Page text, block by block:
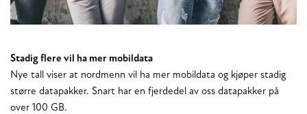
Stadig flere vil ha mer mobildata
Nye tall viser at nordmenn vil ha mer mobildata og kjøper stadig
større datapakker. Snart har en fjerdedel av oss datapakker på
over 100 GB.